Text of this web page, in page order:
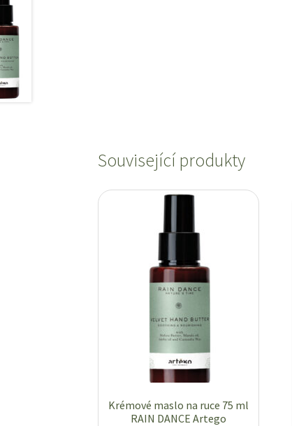
Související produkty
Krémové maslo na ruce 75 ml
RAIN DANCE Artego